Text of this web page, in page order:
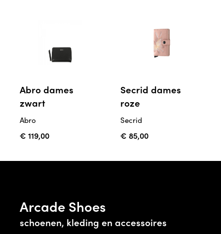
Abro dames
zwart
Abro
€ 119,00
Secrid dames
roze
Secrid
€ 85,00
Arcade Shoes
schoenen, kleding en accessoires